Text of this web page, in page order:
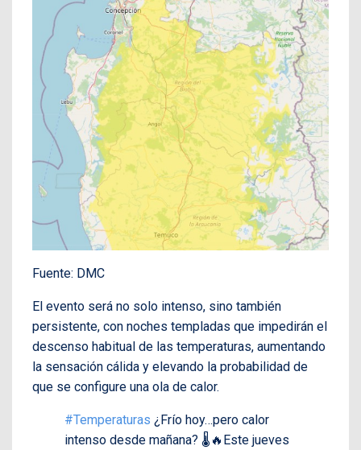
Fuente: DMC
El evento será no solo intenso, sino también
persistente, con noches templadas que impedirán el
descenso habitual de las temperaturas, aumentando
la sensación cálida y elevando la probabilidad de
que se configure una ola de calor.
#Temperaturas ¿Frío hoy…pero calor
intenso desde mañana? 🌡️🔥Este jueves